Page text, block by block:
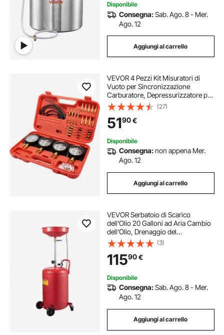
Disponibile
Consegna:Sab. Ago. 8 - Mer.
Ago. 12
Aggiungi al carrello
VEVOR 4 Pezzi Kit Misuratori di
Vuoto per Sincronizzazione
Carburatore, Depressurizzatore per
Carburatore con Adattatori Corti,
Carburatore per Vuoto,
Sincronizzazione Carburatore
(27)
5190€
Disponibile
Consegna:non appena Mer.
Ago. 12
Aggiungi al carrello
VEVOR Serbatoio di Scarico
dell'Olio 20 Galloni ad Aria Cambio
dell'Olio, Drenaggio del
Trasferimento del Carburante
Fluido Imbuto Regolabile in Altezza,
con Valvola di Regolazione della
Pressione
(3)
11590€
Disponibile
Consegna:Sab. Ago. 8 - Mer.
Ago. 12
Aggiungi al carrello